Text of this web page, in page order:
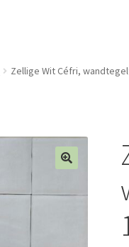
Zellige Wit Céfri,